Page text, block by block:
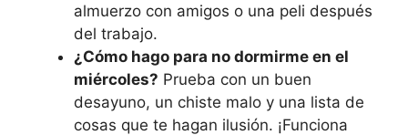
almuerzo con amigos o una peli después
del trabajo.
¿Cómo hago para no dormirme en el
miércoles? Prueba con un buen
desayuno, un chiste malo y una lista de
cosas que te hagan ilusión. ¡Funciona